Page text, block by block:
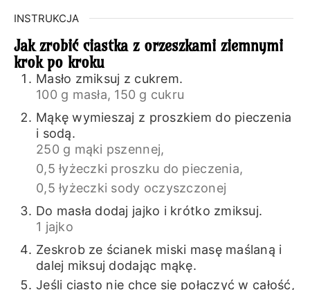
INSTRUKCJA
Jak zrobić ciastka z orzeszkami ziemnymi
krok po kroku
Masło zmiksuj z cukrem.
100 g masła, 150 g cukru
Mąkę wymieszaj z proszkiem do pieczenia
i sodą.
250 g mąki pszennej,
0,5 łyżeczki proszku do pieczenia,
0,5 łyżeczki sody oczyszczonej
Do masła dodaj jajko i krótko zmiksuj.
1 jajko
Zeskrob ze ścianek miski masę maślaną i
dalej miksuj dodając mąkę.
Jeśli ciasto nie chce się połączyć w całość,